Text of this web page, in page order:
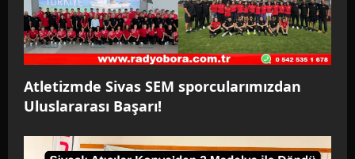
Atletizmde Sivas SEM sporcularımızdan
Uluslararası Başarı!